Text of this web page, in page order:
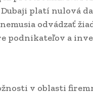
platí nulová
odvádzať
podnikateľov a
v oblasti